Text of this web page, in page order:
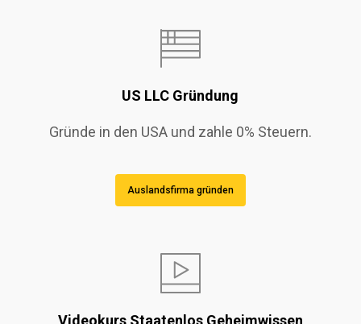
US LLC Gründung
Gründe in den USA und zahle 0% Steuern.
Auslandsfirma gründen
Videokurs Staatenlos Geheimwissen